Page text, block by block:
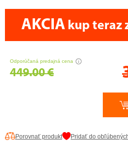
AKCIA kup teraz
Odporúčaná predajná cena
449.00 €
Porovnať produkt Pridať do